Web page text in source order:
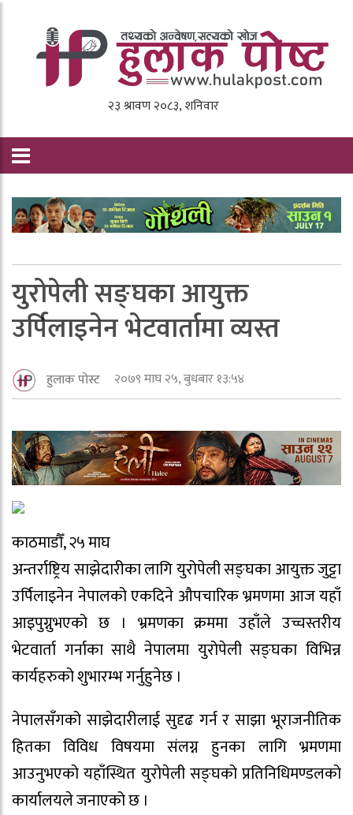
युरोपेली सङ्घका आयुक्त
उर्पिलाइनेन भेटवार्तामा व्यस्त
हुलाक पोस्ट २०७९ माघ २५, बुधबार १३:५४
काठमाडौँ, २५ माघ
अन्तर्राष्ट्रिय साझेदारीका लागि युरोपेली सङ्घका आयुक्त जुट्टा
उर्पिलाइनेन नेपालको एकदिने औपचारिक भ्रमणमा आज यहाँ
आइपुग्नुभएको छ । भ्रमणका क्रममा उहाँले उच्चस्तरीय
भेटवार्ता गर्नाका साथै नेपालमा युरोपेली सङ्घका विभिन्न
कार्यहरुको शुभारम्भ गर्नुहुनेछ ।
नेपालसँगको साझेदारीलाई सुदृढ गर्न र साझा भूराजनीतिक
हितका विविध विषयमा संलग्न हुनका लागि भ्रमणमा
आउनुभएको यहाँस्थित युरोपेली सङ्घको प्रतिनिधिमण्डलको
कार्यालयले जनाएको छ ।